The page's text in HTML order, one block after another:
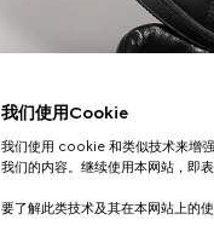
我们使用Cookie
我们使用 cookie 和类似技术来增
我们的内容。继续使用本网站，即
要了解此类技术及其在本网站上的